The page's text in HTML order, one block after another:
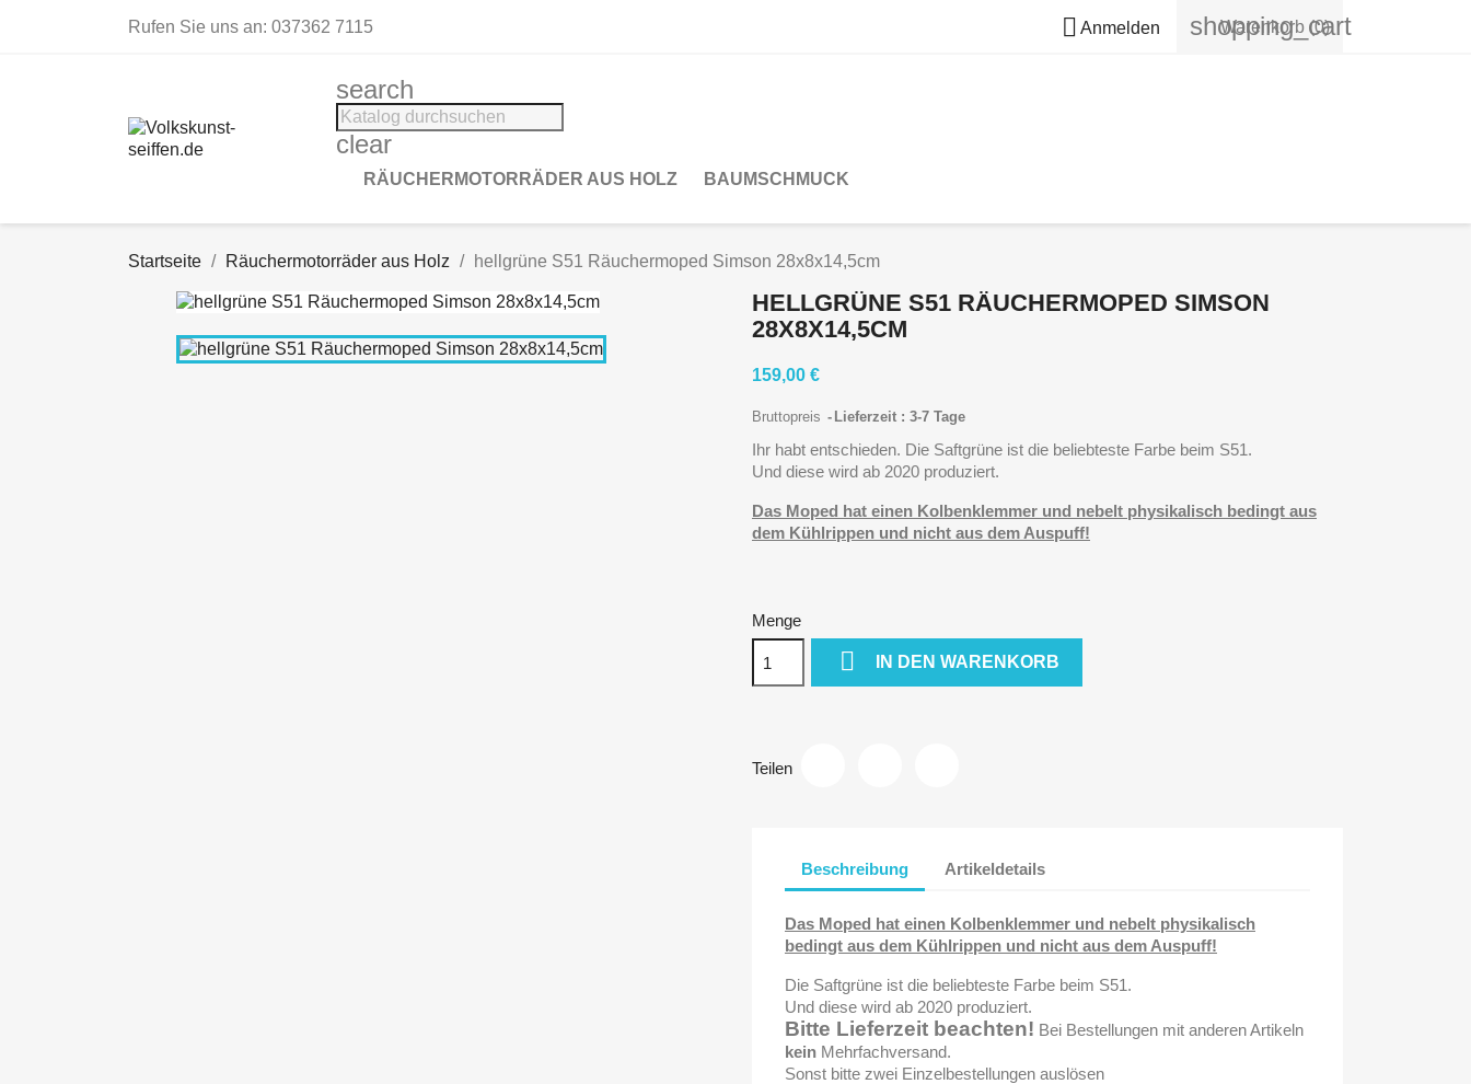
Rufen Sie uns an: 037362 7115  Anmelden shopping_cart
Warenkorb (0)
search
clear
RÄUCHERMOTORRÄDER AUS HOLZ BAUMSCHMUCK
Startseite Räuchermotorräder aus Holz hellgrüne S51 Räuchermoped Simson 28x8x14,5cm
HELLGRÜNE S51 RÄUCHERMOPED SIMSON
28X8X14,5CM
159,00 €
Bruttopreis Lieferzeit : 3-7 Tage
Ihr habt entschieden. Die Saftgrüne ist die beliebteste Farbe beim S51.
Und diese wird ab 2020 produziert.
Das Moped hat einen Kolbenklemmer und nebelt physikalisch bedingt aus
dem Kühlrippen und nicht aus dem Auspuff!
Menge
 IN DEN WARENKORB
Teilen
Beschreibung Artikeldetails
Das Moped hat einen Kolbenklemmer und nebelt physikalisch
bedingt aus dem Kühlrippen und nicht aus dem Auspuff!
Die Saftgrüne ist die beliebteste Farbe beim S51.
Und diese wird ab 2020 produziert.
Bitte Lieferzeit beachten! Bei Bestellungen mit anderen Artikeln
kein Mehrfachversand.
Sonst bitte zwei Einzelbestellungen auslösen